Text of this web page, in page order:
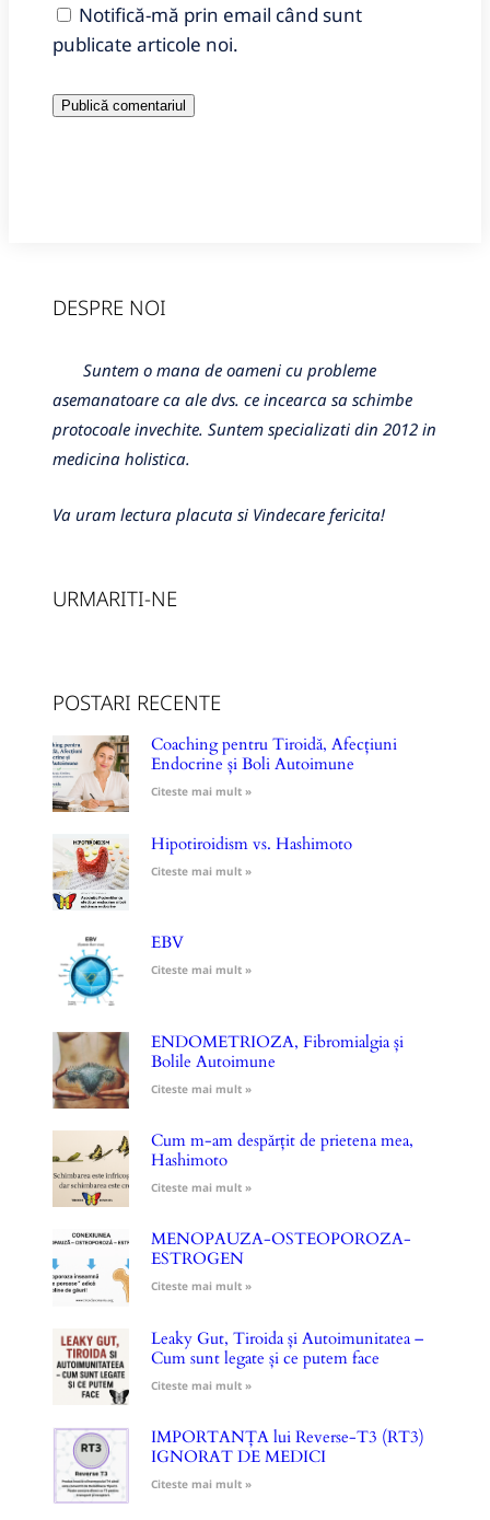
Notifică-mă prin email când sunt
publicate articole noi.
DESPRE NOI
Suntem o mana de oameni cu probleme
asemanatoare ca ale dvs. ce incearca sa schimbe
protocoale invechite. Suntem specializati din 2012 in
medicina holistica.
Va uram lectura placuta si Vindecare fericita!
URMARITI-NE
POSTARI RECENTE
Coaching pentru Tiroidă, Afecțiuni
Endocrine și Boli Autoimune
Citeste mai mult »
Hipotiroidism vs. Hashimoto
Citeste mai mult »
EBV
Citeste mai mult »
ENDOMETRIOZA, Fibromialgia și
Bolile Autoimune
Citeste mai mult »
Cum m-am despărțit de prietena mea,
Hashimoto
Citeste mai mult »
MENOPAUZA-OSTEOPOROZA-
ESTROGEN
Citeste mai mult »
Leaky Gut, Tiroida și Autoimunitatea –
Cum sunt legate și ce putem face
Citeste mai mult »
IMPORTANȚA lui Reverse-T3 (RT3)
IGNORAT DE MEDICI
Citeste mai mult »